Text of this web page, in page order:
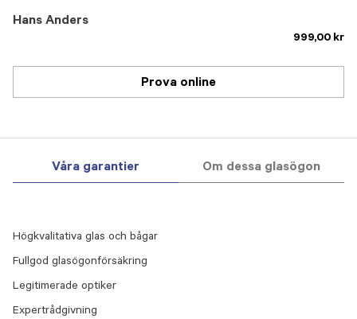
Hans Anders
999,00 kr
Prova online
Våra garantier Om dessa glasögon
Högkvalitativa glas och bågar
Fullgod glasögonförsäkring
Legitimerade optiker
Expertrådgivning